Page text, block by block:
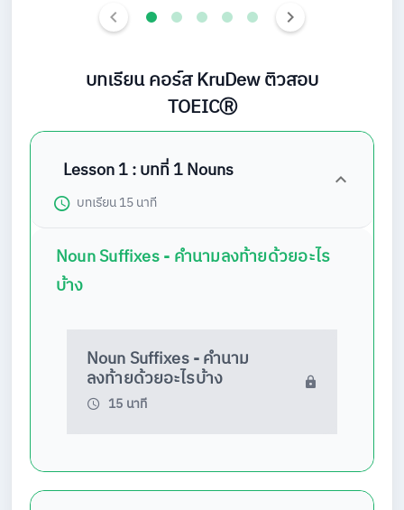
บทเรียน คอร์ส KruDew ติวสอบ
TOEICⓇ
Lesson 1 : บทที่ 1 Nouns
บทเรียน15 นาที
Noun Suffixes - คำนามลงท้ายด้วยอะไร
บ้าง
Noun Suffixes - คำนาม
ลงท้ายด้วยอะไรบ้าง
15 นาที